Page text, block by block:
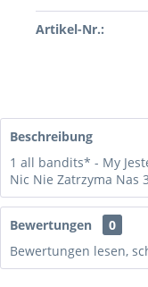
Artikel-Nr.:
Beschreibung
1 all bandits* - My
Nic Nie Zatrzyma Nas
Bewertungen
0
Bewertungen lesen,